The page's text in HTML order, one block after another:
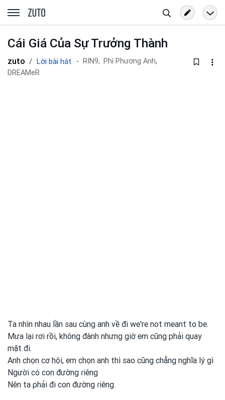
zuto.vn
kiếm
Cái Giá Của Sự Trưởng Thành
zuto Lời bài hát RIN9, Phí Phương Anh,
DREAMeR
Ta nhìn nhau lần sau cùng anh về đi we're not meant to be.
Mưa lại rơi rồi, không đành nhưng giờ em cũng phải quay
mặt đi.
Anh chọn cơ hội, em chọn anh thì sao cũng chẳng nghĩa lý gì
Người có con đường ɾiêng
Nên ta ρhải đi con đường ɾiêng.